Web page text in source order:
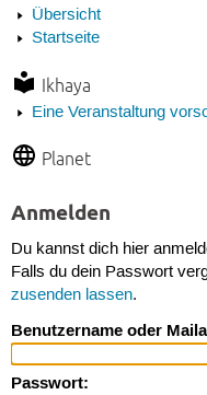
Übersicht
Startseite
Ikhaya
Eine Veranstaltung
Planet
Anmelden
Du kannst dich hier
Falls du dein Passwort
zusenden lassen.
Benutzername oder
Passwort: